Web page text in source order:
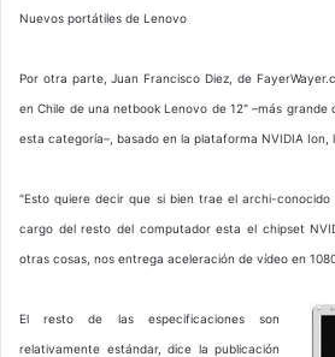
Nuevos portátiles de Lenovo
Por otra parte, Juan Francisco Diez, de
en Chile de una netbook Lenovo de 12" –más grande
esta categoría–, basado en la plataforma NVIDIA Ion,
"Esto quiere decir que si bien trae el archi-
cargo del resto del computador esta el chipset
otras cosas, nos entrega aceleración de vídeo en
El resto de las especificaciones son
relativamente estándar, dice la publicación